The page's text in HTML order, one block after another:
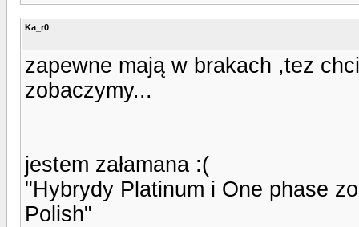
Ka_r0
zapewne mają w brakach ,tez
zobaczymy...
jestem załamana :(
"Hybrydy Platinum i One phase
Polish"